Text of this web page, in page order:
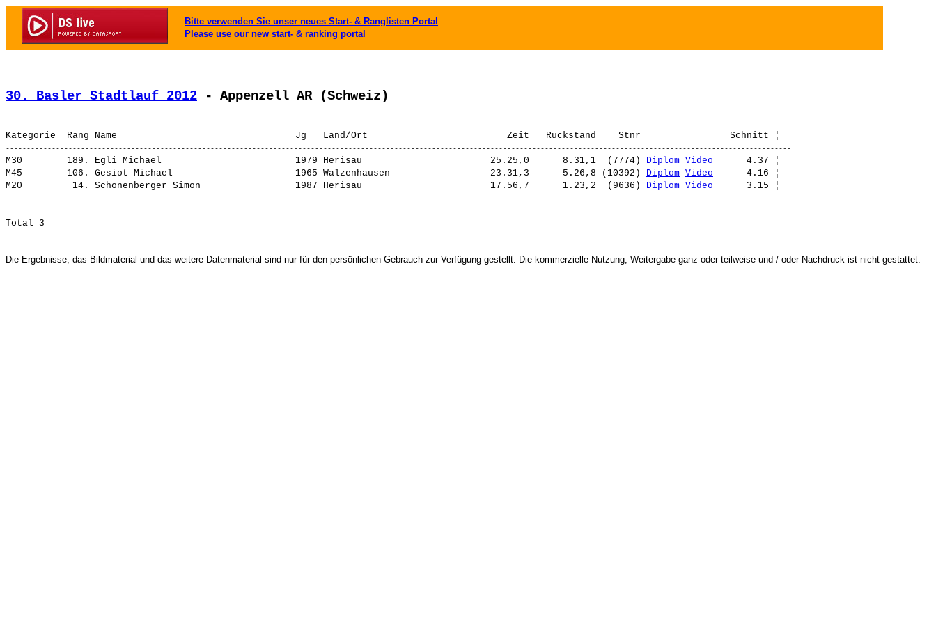
Bitte verwenden Sie unser neues Start- & Ranglisten Portal
Please use our new start- & ranking portal
30. Basler Stadtlauf 2012 - Appenzell AR (Schweiz)
M30        189. Egli Michael 1979 Herisau                       25.25,0      8.31,1  (7774) Diplom Video
      4.37 ¦
M45        106. Gesiot Michael 1965 Walzenhausen                  23.31,3      5.26,8 (10392) Diplom Video
      4.16 ¦
M20         14. Schönenberger Simon 1987 Herisau                       17.56,7      1.23,2  (9636) Diplom Video
Die Ergebnisse, das Bildmaterial und das weitere Datenmaterial sind nur für den persönlichen Gebrauch zur Verfügung gestellt. Die kommerzielle Nutzung, Weitergabe ganz oder teilweise und / oder Nachdruck ist nicht gestattet.